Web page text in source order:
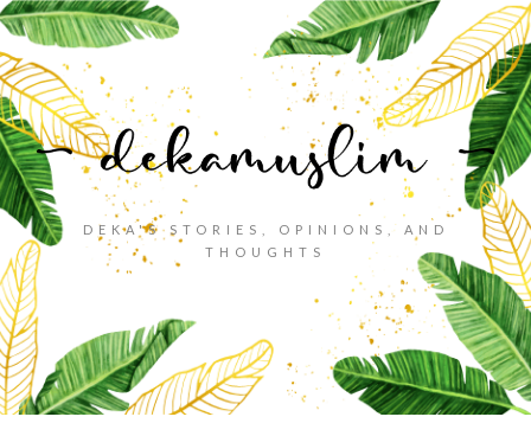
DEKA'S STORIES, OPINIONS, AND
THOUGHTS